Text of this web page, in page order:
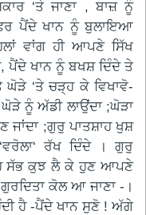
‘ਤੇ ਜਾਣਾ , ਬਾਜ਼ ਨੂੰ
ਪੈਂਦੇ ਖਾਨ ਨੂੰ ਬੁਲਾਇਆ
ਵਾਂਗ ਹੀ ਆਪਣੇ ਸਿੱਖ
ਪੈਂਦੇ ਖਾਨ ਨੂੰ ਬਖਸ਼ ਦਿੰਦੇ ਤੇ
‘ਤੇ ਚੜ੍ਹ ਕੇ ਵਿਖਾਵੋ-
ਨੂੰ ਅੱਡੀ ਲਾਉਂਦਾ ;ਘੋੜਾ
ਜਾਂਦਾ ;ਗੁਰੁ ਪਾਤਸ਼ਾਹ ਖੁਸ਼
ਰੱਖ ਦਿੰਦੇ । ਗੁਰੁ
ਸੱਭ ਕੁਝ ਲੈ ਕੇ ਹੁਣ ਆਪਣੇ
ਕੋਲ ਆ ਜਾਣਾ -।
ਹੈ -ਪੈਂਦੇ ਖਾਨ ਸੁਣੋ ! ਅੱਗੇ